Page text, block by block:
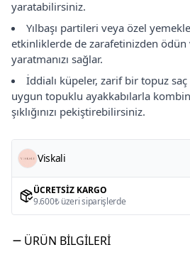
yaratabilirsiniz.
Yılbaşı partileri veya özel
etkinliklerde de zarafetinizden
yaratmanızı sağlar.
İddialı küpeler, zarif bir topuz
uygun topuklu ayakkabılarla
şıklığınızı pekiştirebilirsiniz.
Viskali
ÜCRETSIZ KARGO
9.600₺ üzeri siparişlerde
ÜRÜN BILGILERI